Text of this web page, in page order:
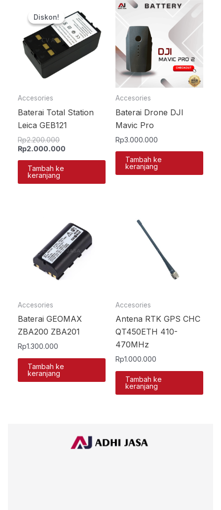
Diskon!
Diskon!
Accesories
Baterai Total Station
Leica GEB121
Rp2.200.000
aslinya
adalah:
Rp2.200.000.
Rp2.000.000
saat
ini
adalah:
Rp2.000.000.
Tambah ke
keranjang
Accesories
Baterai Drone DJI
Mavic Pro
Rp3.000.000
Tambah ke
keranjang
Accesories
Baterai GEOMAX
ZBA200 ZBA201
Rp1.300.000
Tambah ke
keranjang
Accesories
Antena RTK GPS CHC
QT450ETH 410-
470MHz
Rp1.000.000
Tambah ke
keranjang